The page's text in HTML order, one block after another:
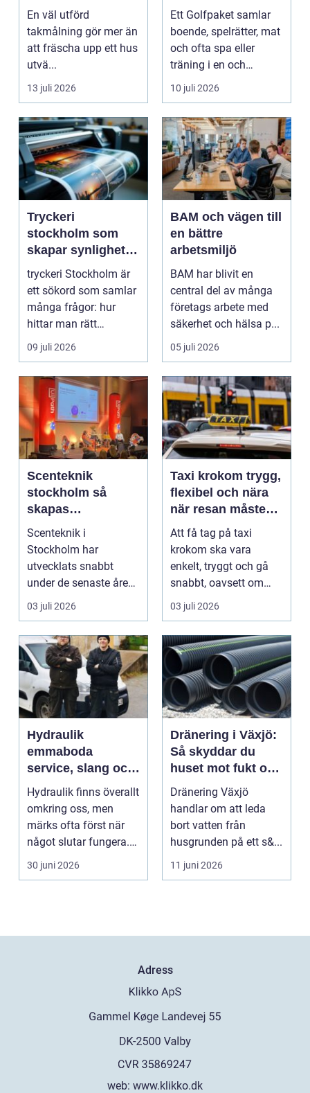
och långsiktigt
skydd vid
takmålning i
Göteborg
En väl utförd
takmålning gör mer än
att fräscha upp ett hus
utvä...
13 juli 2026
golfupplevelse
Ett Golfpaket samlar
boende, spelrätter, mat
och ofta spa eller
träning i en och
samma bokning. För ...
10 juli 2026
Tryckeri
stockholm som
skapar synlighet
och förtroende
tryckeri Stockholm är
ett sökord som samlar
många frågor: hur
hittar man rätt
leverantör, vad skilje...
09 juli 2026
BAM och vägen till
en bättre
arbetsmiljö
BAM har blivit en
central del av många
företags arbete med
säkerhet och hälsa p...
05 juli 2026
Scenteknik
stockholm så
skapas
minnesvärda
upplevelser på
scen
Scenteknik i
Stockholm har
utvecklats snabbt
under de senaste åren.
Publiken förväntar sig i
03 juli 2026
Taxi krokom trygg,
flexibel och nära
när resan måste
fungera
Att få tag på taxi
krokom ska vara
enkelt, tryggt och gå
snabbt, oavsett om
resan gäller jobbet,
03 juli 2026
Hydraulik
emmaboda
service, slang och
smarta lösningar
nära till hands
Hydraulik finns överallt
omkring oss, men
märks ofta först när
något slutar fungera.
Maskiner stanna...
30 juni 2026
Dränering i Växjö:
Så skyddar du
huset mot fukt och
vattenskador
Dränering Växjö
handlar om att leda
bort vatten från
husgrunden på ett s&...
11 juni 2026
Adress
web: www.klikko.dk